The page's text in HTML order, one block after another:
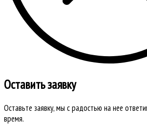
Оставить заявку
Оставьте заявку, мы с радостью на нее
время.